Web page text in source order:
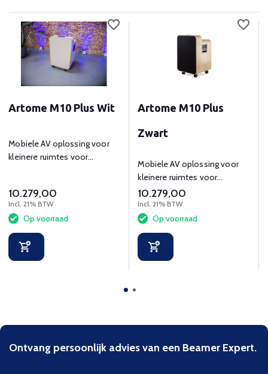
Artome M10 Plus Wit
Mobiele AV oplossing voor
kleinere ruimtes voor
10.279,00
Incl. 21% BTW
Op voorraad
Artome M10 Plus
Zwart
Mobiele AV oplossing voor
kleinere ruimtes voor
presenteren en
videoconferencing
10.279,00
Incl. 21% BTW
Op voorraad
Ontvang persoonlijk advies van een Beamer Expert.